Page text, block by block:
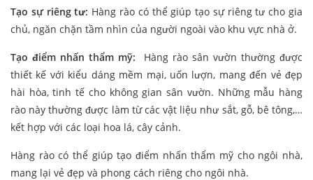
Tạo sự riêng tư: Hàng rào có thể giúp tạo sự riêng tư cho gia
chủ, ngăn chặn tầm nhìn của người ngoài vào khu vực nhà ở.
Tạo điểm nhấn thẩm mỹ: Hàng rào sân vườn thường được
thiết kế với kiểu dáng mềm mại, uốn lượn, mang đến vẻ đẹp
hài hòa, tinh tế cho không gian sân vườn. Những mẫu hàng
rào này thường được làm từ các vật liệu như sắt, gỗ, bê tông,…
kết hợp với các loại hoa lá, cây cảnh.
Hàng rào có thể giúp tạo điểm nhấn thẩm mỹ cho ngôi nhà,
mang lại vẻ đẹp và phong cách riêng cho ngôi nhà.